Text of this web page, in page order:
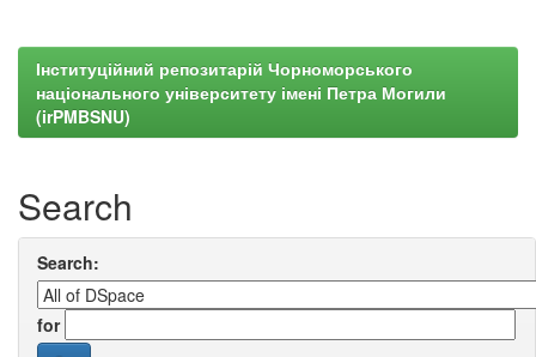
Інституційний репозитарій Чорноморського
національного університету імені Петра Могили
(irPMBSNU)
Search
Search:
for